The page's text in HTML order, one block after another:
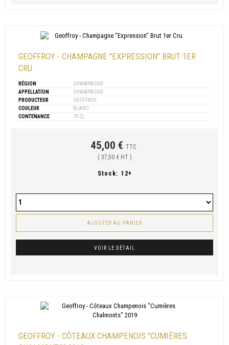
GEOFFROY - CHAMPAGNE "EXPRESSION" BRUT 1ER
CRU
RÉGION
CHAMPAGNE
APPELLATION
CHAMPAGNE
PRODUCTEUR
GEOFFROY
COULEUR
BLANC
CONTENANCE
75 CL
45,00 € TTC
( 37,50 € HT )
Stock: 12+
AJOUTER AU PANIER
VOIR LE DÉTAIL
GEOFFROY - CÔTEAUX CHAMPENOIS "CUMIÈRES